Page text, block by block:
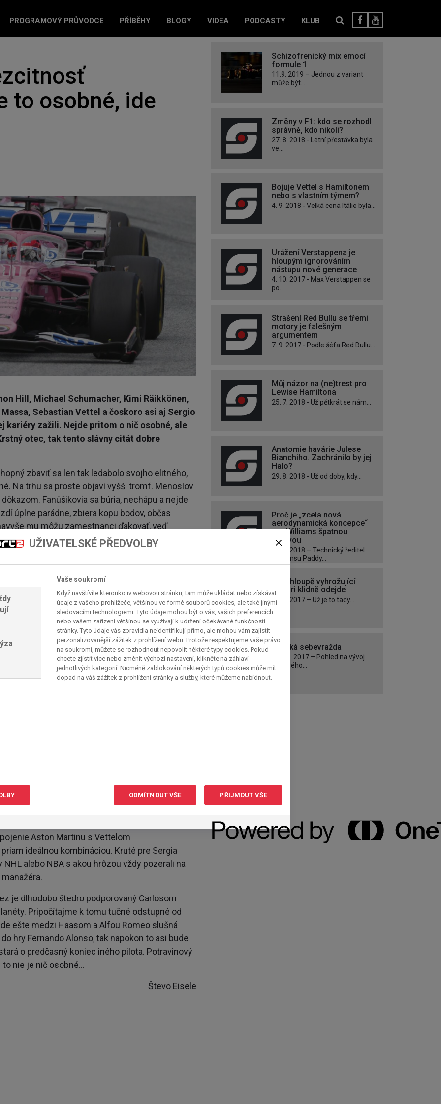
PROGRAMOVÝ PRŮVODCE PŘÍBĚHY BLOGY VIDEA PODCASTY KLUB
to osobné, ide
Hill, Michael Schumacher, Kimi Räikkönen,
Sebastian Vettel a čoskoro asi aj Sergio
kariéry zažili. Nejde pritom o nič osobné, ale
otec, tak tento slávny citát dobre
zbaviť sa len tak ledabolo svojho elitného,
Na trhu sa proste objaví vyšší tromf. Menoslov
Fanúšikovia sa búria, nechápu a nejde
úplne parádne, zbiera kopu bodov, občas
mu môžu zamestnanci ďakovať, veď
šancu vzniknúť projektu Racing Point.
Stroll. Sergio Pérez urobil iba potrebný
rada boháčov, ale nebyť tohto magnáta, tak
injekcia odvrátila pred niekoľkými rokmi
syn, do ktorého juniorskej kariéry napumpoval
vyhral európsku F3 i taliansku F4. Úprimne,
kokpity menej bonitným talentom.
hlavy Lawrenca Strolla. Asi preto sa jeho
a okrem impéria odevných značiek sa
zbierkou automobilov Ferrari. Niet čo závidieť,
ktorý sa zamiluje do motoršportu
tretie husle ako trebárs Gene Haas aktuálne.
novú továreň, dohodol spoluprácu
sa mu naskytne možnosť angažovať
trvalo nájsť pero a podpísať zmluvu so
reálnej identity a s marginálnou fanúšikovskou
Aston Martinu s Vettelom
ideálnou kombináciou. Kruté pre Sergia
alebo NBA s akou hrôzou vždy pozerali na
je dlhodobo štedro podporovaný Carlosom
Pripočítajme k tomu tučné odstupné od
ešte medzi Haasom a Alfou Romeo slušná
hry Fernando Alonso, tak napokon to asi bude
o predčasný koniec iného pilota. Potravinový
nie je nič osobné…
Eisele
Schizofrenický mix emocí
formule 1
11.9. 2019 – Jednou z variant
může být...
Změny v F1: kdo se rozhodl
správně, kdo nikoli?
27. 8. 2018 - Letní přestávka byla
ve...
Bojuje Vettel s Hamiltonem
nebo s vlastním týmem?
4. 9. 2018 - Velká cena Itálie byla...
Urážení Verstappena je
hloupým ignorováním
nástupu nové generace
4. 10. 2017 - Max Verstappen se
po...
Strašení Red Bullu se třemi
motory je falešným
argumentem
7. 9. 2017 - Podle šéfa Red Bullu...
Můj názor na (ne)trest pro
Lewise Hamiltona
25. 7. 2018 - Už pětkrát se nám...
Anatomie havárie Julese
Bianchiho. Zachránilo by jej
Halo?
29. 8. 2018 - Už od doby, kdy...
Proč je „zcela nová
aerodynamická koncepce“
pro Williams špatnou
zprávou
17. 2. 2018 – Technický ředitel
Williamsu Paddy...
Ať si hloupě vyhrožující
Ferrari klidně odejde
4. 11. 2017 – Už je to tady....
Asijská sebevražda
10. 10. 2017 – Pohled na vývoj
bodového...
UŽIVATELSKÉ PŘEDVOLBY
Vaše soukromí
Když navštívíte kteroukoliv webovou stránku, tam může ukládat nebo získávat
údaje z vašeho prohlížeče, většinou ve formě souborů cookies, ale také jinými
sledovacími technologiemi. Tyto údaje mohou být o vás, vašich preferencích
nebo vašem zařízení většinou se využívají k udržení očekávané funkčnosti
stránky. Tyto údaje vás zpravidla neidentifikují přímo, ale mohou vám zajistit
perzonalizovanější zážitek z prohlížení webu. Protože respektujeme vaše právo
na soukromí, můžete se rozhodnout nepovolit některé typy cookies. Pokud
chcete zjistit více nebo změnit výchozí nastavení, klikněte na záhlaví
jednotlivých kategorií. Nicméně zablokování některých typů cookies může mít
dopad na váš zážitek z prohlížení stránky a služby, které můžeme nabídnout.
ODMÍTNOUT VŠE PŘIJMOUT VŠE